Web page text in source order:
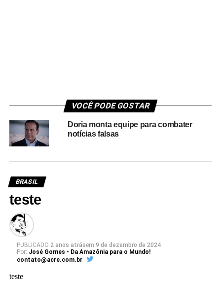
VOCÊ PODE GOSTAR
Doria monta equipe para combater
notícias falsas
BRASIL
teste
PUBLICADO 2 anos atrásem 9 de dezembro de 2024
Por: José Gomes - Da Amazônia para o Mundo!
contato@acre.com.br
teste